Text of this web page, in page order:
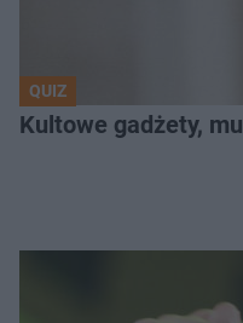
QUIZ
Kultowe gadżety,